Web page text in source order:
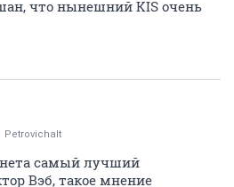
что нынешний KIS очень
Petrovichalt
самый лучший
Вэб, такое мнение